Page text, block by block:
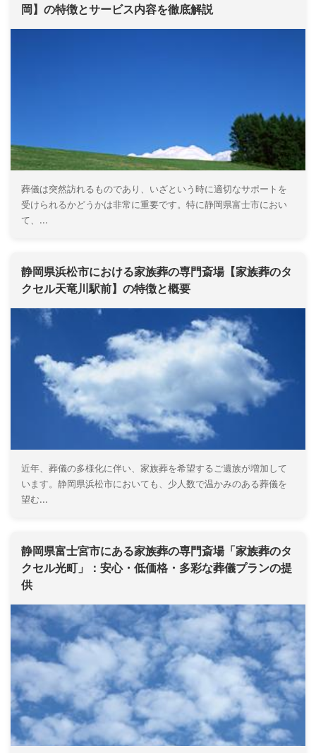
岡】の特徴とサービス内容を徹底解説
葬儀は突然訪れるものであり、いざという時に適切なサポートを
受けられるかどうかは非常に重要です。特に静岡県富士市におい
て、...
静岡県浜松市における家族葬の専門斎場【家族葬のタ
クセル天竜川駅前】の特徴と概要
近年、葬儀の多様化に伴い、家族葬を希望するご遺族が増加して
います。静岡県浜松市においても、少人数で温かみのある葬儀を
望む...
静岡県富士宮市にある家族葬の専門斎場「家族葬のタ
クセル光町」：安心・低価格・多彩な葬儀プランの提
供